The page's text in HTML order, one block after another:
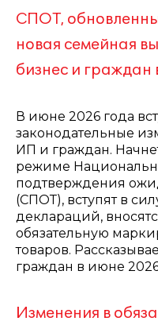
СПОТ,
новая семейная
бизнес и
В июне 2026 года
законодательные
ИП и граждан.
режиме
подтверждения
(СПОТ), вступят в
деклараций,
обязательную
товаров.
граждан в июне
Изменения в